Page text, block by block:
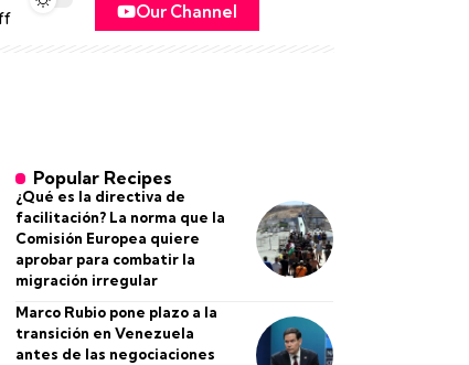
Our Channel
Popular Recipes
¿Qué es la directiva de
facilitación? La norma que la
Comisión Europea quiere
aprobar para combatir la
migración irregular
Marco Rubio pone plazo a la
transición en Venezuela
antes de las negociaciones